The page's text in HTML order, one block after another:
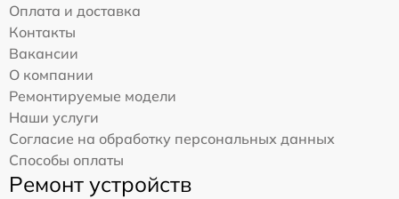
Оплата и доставка
Контакты
Вакансии
О компании
Ремонтируемые модели
Наши услуги
Согласие на обработку персональных данных
Способы оплаты
Ремонт устройств